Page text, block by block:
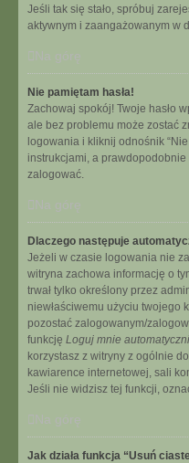
Jeśli tak się stało, spróbuj
aktywnym i zaangażowanym w
Na górę
Nie pamiętam hasła!
Zachowaj spokój! Twoje hasło
ale bez problemu może zostać
logowania i kliknij odnośnik
instrukcjami, a
zalogować.
Na górę
Dlaczego następuje
Jeżeli w czasie logowania nie
witryna zachowa informację o
trwał tylko określony przez
niewłaściwemu użyciu twojego
pozostać zalogowanym/
funkcję Loguj mnie
korzystasz z witryny z ogólnie
kawiarence internetowej, sali
Jeśli nie widzisz tej funkcji,
Na górę
Jak działa funkcja “Usuń